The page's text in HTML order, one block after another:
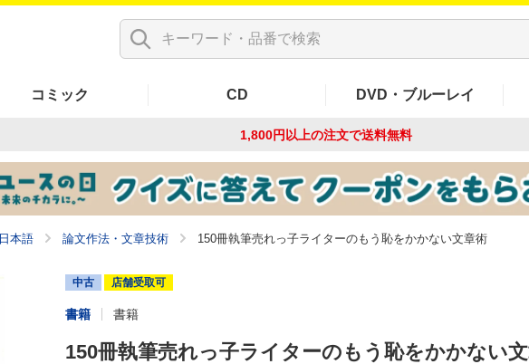
コミック CD DVD・ブルーレイ
1,800円以上の注文で送料無料
日本語 論文作法・文章技術 150冊執筆売れっ子ライターのもう恥をかかない文章術
中古 店舗受取可
書籍 書籍
150冊執筆売れっ子ライターのもう恥をかかない